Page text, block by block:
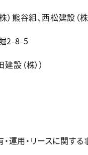
）熊谷組、西松建設（
2-8-5
設（株））
運用・リースに関する